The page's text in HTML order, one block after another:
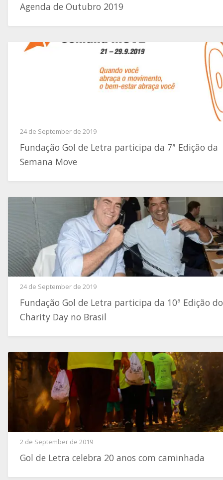
Agenda de Outubro 2019
24 de September de 2019
Fundação Gol de Letra participa da 7ª Edição da
Semana Move
24 de September de 2019
Fundação Gol de Letra participa da 10ª Edição do
Charity Day no Brasil
2 de September de 2019
Gol de Letra celebra 20 anos com caminhada